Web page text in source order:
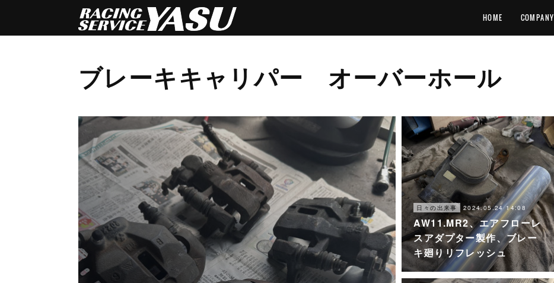
HOME COMPANY
ブレーキキャリパー オーバーホール
日々の出来事 2024.05.24 14:08
AW11.MR2、エアフローレ
スアダプター製作、ブレー
キ廻りリフレッシュ